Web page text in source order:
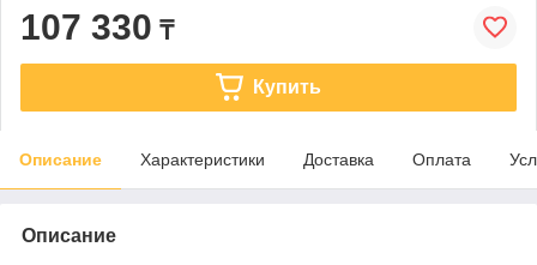
107 330 ₸
Купить
Описание Характеристики Доставка Оплата
Описание